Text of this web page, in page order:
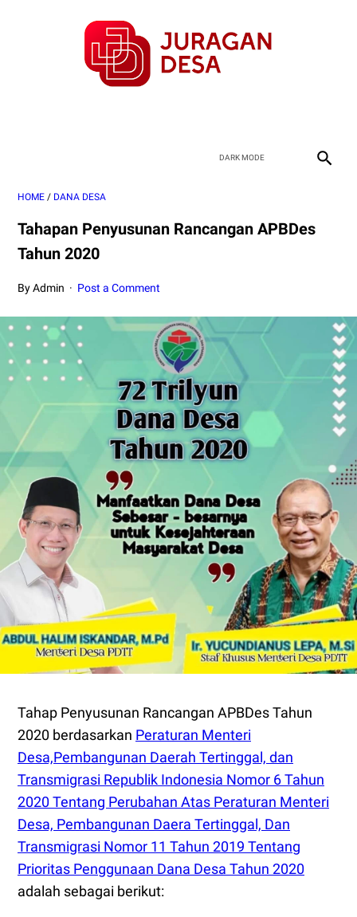
HOME / DANA DESA
Tahapan Penyusunan Rancangan APBDes
Tahun 2020
By Admin Post a Comment
Tahap Penyusunan Rancangan APBDes Tahun
2020 berdasarkan Peraturan Menteri
Desa,Pembangunan Daerah Tertinggal, dan
Transmigrasi Republik Indonesia Nomor 6 Tahun
2020 Tentang Perubahan Atas Peraturan Menteri
Desa, Pembangunan Daera Tertinggal, Dan
Transmigrasi Nomor 11 Tahun 2019 Tentang
Prioritas Penggunaan Dana Desa Tahun 2020
adalah sebagai berikut: